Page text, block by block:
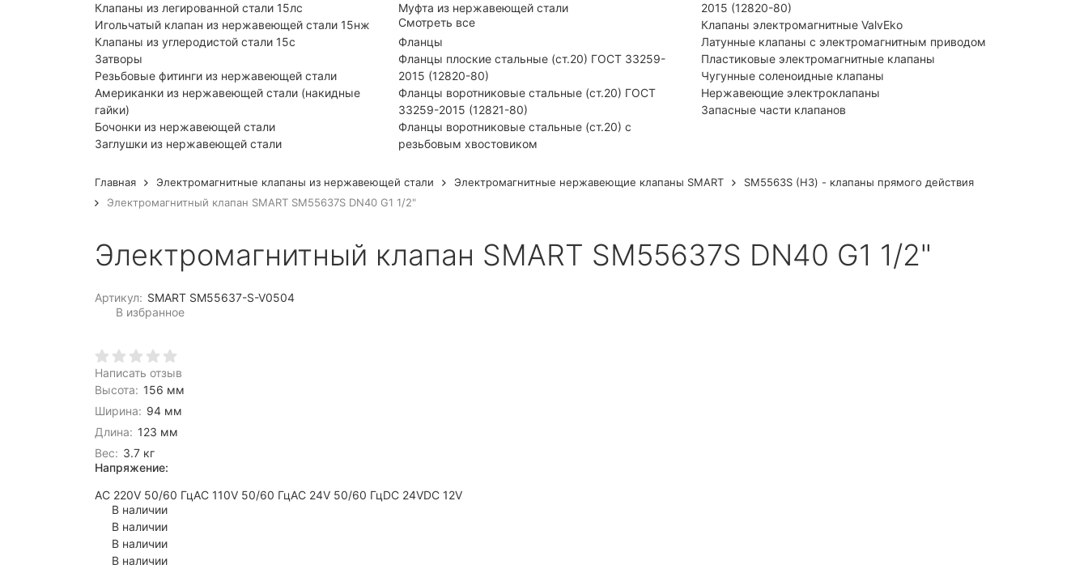
Клапаны из легированной стали 15лс
Игольчатый клапан из нержавеющей стали 15нж
Клапаны из углеродистой стали 15с
Затворы
Резьбовые фитинги из нержавеющей стали
Американки из нержавеющей стали (накидные
гайки)
Бочонки из нержавеющей стали
Заглушки из нержавеющей стали
Муфта из нержавеющей стали
Смотреть все
Фланцы
Фланцы плоские стальные (ст.20) ГОСТ 33259-
2015 (12820-80)
Фланцы воротниковые стальные (ст.20) ГОСТ
33259-2015 (12821-80)
Фланцы воротниковые стальные (ст.20) с
резьбовым хвостовиком
2015 (12820-80)
Клапаны электромагнитные ValvEko
Латунные клапаны с электромагнитным приводом
Пластиковые электромагнитные клапаны
Чугунные соленоидные клапаны
Нержавеющие электроклапаны
Запасные части клапанов
Главная Электромагнитные клапаны из нержавеющей стали Электромагнитные нержавеющие клапаны SMART
SM5563S (НЗ) - клапаны прямого действия
Электромагнитный клапан SMART SM55637S DN40 G1 1/2"
Электромагнитный клапан SMART SM55637S DN40 G1 1/2"
Артикул: SMART SM55637-S-V0504
В избранное
Написать отзыв
Высота: 156 мм
Ширина: 94 мм
Длина: 123 мм
Вес: 3.7 кг
Напряжение:
AC 220V 50/60 ГцAC 110V 50/60 ГцAC 24V 50/60 ГцDC 24VDC 12V
В наличии
В наличии
В наличии
В наличии